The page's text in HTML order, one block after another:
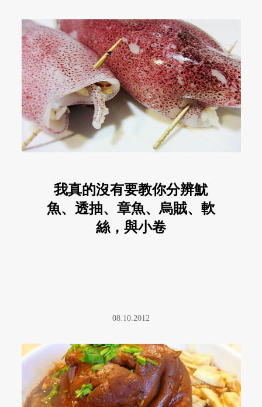
我真的沒有要教你分辨魷
魚、透抽、章魚、烏賊、軟
絲，與小卷
08.10.2012